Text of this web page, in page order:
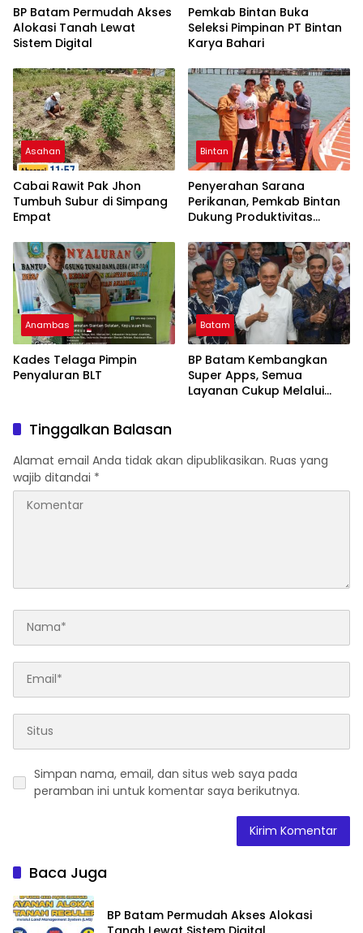
BP Batam Permudah Akses
Alokasi Tanah Lewat
Sistem Digital
Pemkab Bintan Buka
Seleksi Pimpinan PT Bintan
Karya Bahari
Asahan
Cabai Rawit Pak Jhon
Tumbuh Subur di Simpang
Empat
Bintan
Penyerahan Sarana
Perikanan, Pemkab Bintan
Dukung Produktivitas
Anambas
Kades Telaga Pimpin
Penyaluran BLT
Batam
BP Batam Kembangkan
Super Apps, Semua
Layanan Cukup Melalui
Tinggalkan Balasan
Alamat email Anda tidak akan dipublikasikan. Ruas yang
wajib ditandai *
Simpan nama, email, dan situs web saya pada
peramban ini untuk komentar saya berikutnya.
Baca Juga
BP Batam Permudah Akses Alokasi